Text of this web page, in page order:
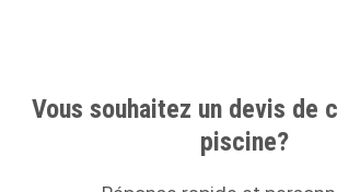
Vous souhaitez un devis de
piscine?